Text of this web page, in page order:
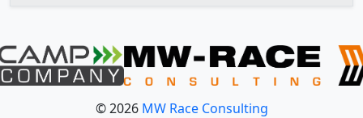
© 2026 MW Race Consulting